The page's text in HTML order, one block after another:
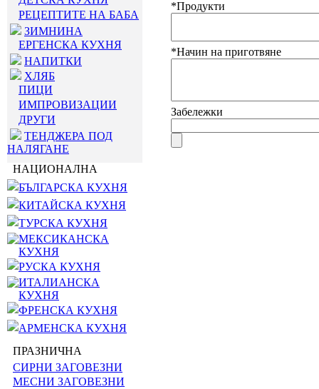
РЕЦЕПТИТЕ НА БАБА
ЗИМНИНА
ЕРГЕНСКА КУХНЯ
НАПИТКИ
ХЛЯБ
ПИЦИ
ИМПРОВИЗАЦИИ
ДРУГИ
ТЕНДЖЕРА ПОД
НАЛЯГАНЕ
НАЦИОНАЛНА
БЪЛГАРСКА КУХНЯ
КИТАЙСКА КУХНЯ
ТУРСКА КУХНЯ
МЕКСИКАНСКА
КУХНЯ
РУСКА КУХНЯ
ИТАЛИАНСКА
КУХНЯ
ФРЕНСКА КУХНЯ
АРМЕНСКА КУХНЯ
ПРАЗНИЧНА
СИРНИ ЗАГОВЕЗНИ
МЕСНИ ЗАГОВЕЗНИ
*Продукти
*Начин на приготвяне
Забележки